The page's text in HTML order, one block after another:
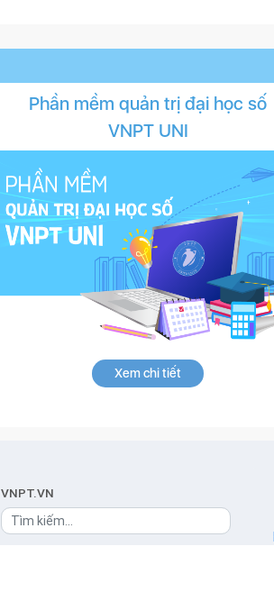
Phần mềm quản trị đại học số
VNPT UNI
Xem chi tiết
VNPT.VN